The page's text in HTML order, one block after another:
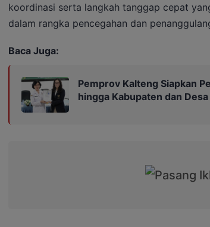
koordinasi serta langkah tanggap cepat
dalam rangka pencegahan dan
Baca Juga:
Pemprov Kalteng Siapkan
hingga Kabupaten dan Desa